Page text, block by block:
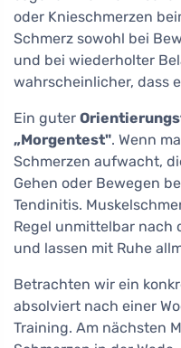
oder Knieschmerzen
Schmerz sowohl bei
und bei wiederholter
wahrscheinlicher, dass
Ein guter
„Morgentest". Wenn
Schmerzen aufwacht,
Gehen oder Bewegen
Tendinitis.
Regel unmittelbar nach
und lassen mit Ruhe
Betrachten wir ein
absolviert nach einer
Training. Am nächsten